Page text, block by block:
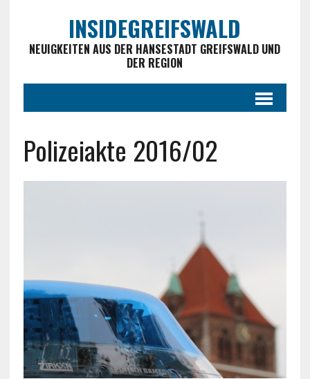
INSIDEGREIFSWALD
NEUIGKEITEN AUS DER HANSESTADT GREIFSWALD UND
DER REGION
Polizeiakte 2016/02